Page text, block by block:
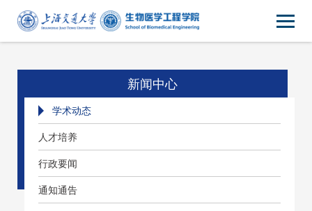
新闻中心
学术动态
人才培养
行政要闻
通知通告